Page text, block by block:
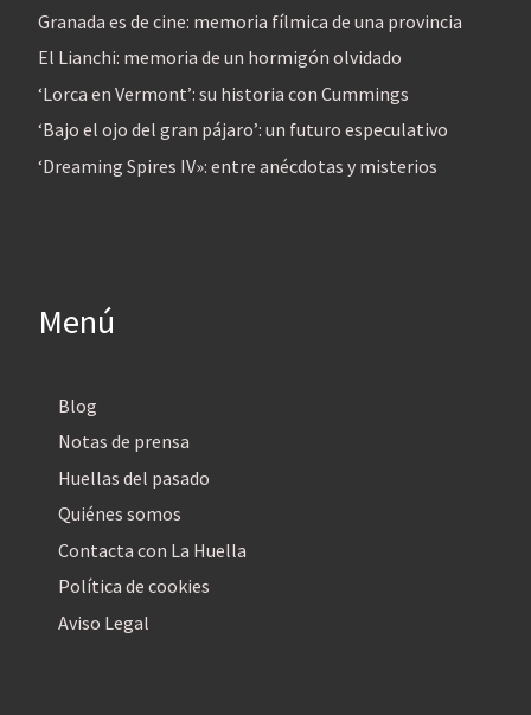
Granada es de cine: memoria fílmica de una provincia
El Lianchi: memoria de un hormigón olvidado
‘Lorca en Vermont’: su historia con Cummings
‘Bajo el ojo del gran pájaro’: un futuro especulativo
‘Dreaming Spires IV»: entre anécdotas y misterios
Menú
Blog
Notas de prensa
Huellas del pasado
Quiénes somos
Contacta con La Huella
Política de cookies
Aviso Legal